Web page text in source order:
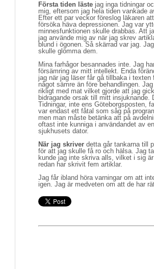
Första tiden läste jag inga tidningar
mig, eftersom jag hela tiden vankade
Efter ett par veckor föreslog läkaren
försöka häva depressionen. Jag var
minnesfunktionen skulle drabbas. Att
jag använde mig av när jag skrev
blund i ögonen. Så skärrad var jag.
skulle glömma dem.
Mina farhågor besannades inte. Jag
försämring av mitt intellekt. Enda
jag när jag läser får gå tillbaka i
något sämre än före behandlingen.
rikligt med mat vilket gjorde att jag
bidragande orsak till mitt
Tidningar, inte ens Göteborgsposten,
var endast ett fåtal som såg på
men man måste betänka att på
oftast inte kunniga i användandet av
sjukhusets dator.
När jag skriver detta går tankarna till
för att jag skulle få ro och hälsa. Jag
kunde jag inte skriva alls, vilket i sig
redan har skrivit fem artiklar.
Jag får ibland höra varningar om att
igen. Jag är medveten om att de har